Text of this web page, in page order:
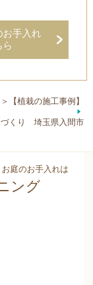
お手入れ
ら
＞【植栽の施工事例】
づくり 埼玉県入間市
庭のお手入れは
ング